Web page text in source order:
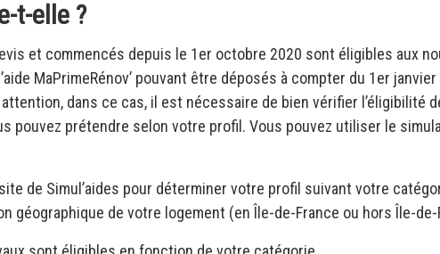
t-elle ?
et commencés depuis le 1er octobre 2020 sont éligibles aux
MaPrimeRénov’ pouvant être déposés à compter du 1er
dans ce cas, il est nécessaire de bien vérifier l’éligibilité
pouvez prétendre selon votre profil. Vous pouvez utiliser le
de Simul’aides pour déterminer votre profil suivant votre
géographique de votre logement (en Île-de-France ou hors Île-de-